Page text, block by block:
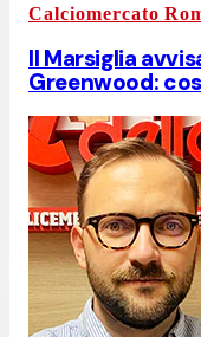
Calciomercato
Il Marsiglia
Greenwood: